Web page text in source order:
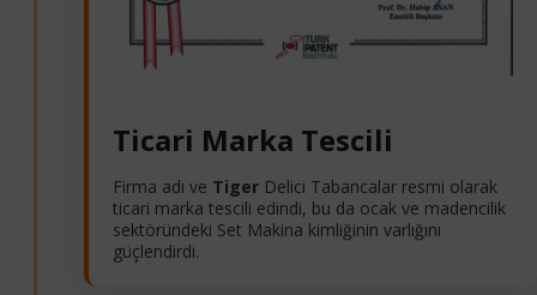
Ticari Marka Tescili
Firma adı ve Tiger Delici Tabancalar resmi olarak
ticari marka tescili edindi, bu da ocak ve madencilik
sektöründeki Set Makina kimliğinin varlığını
güçlendirdi.